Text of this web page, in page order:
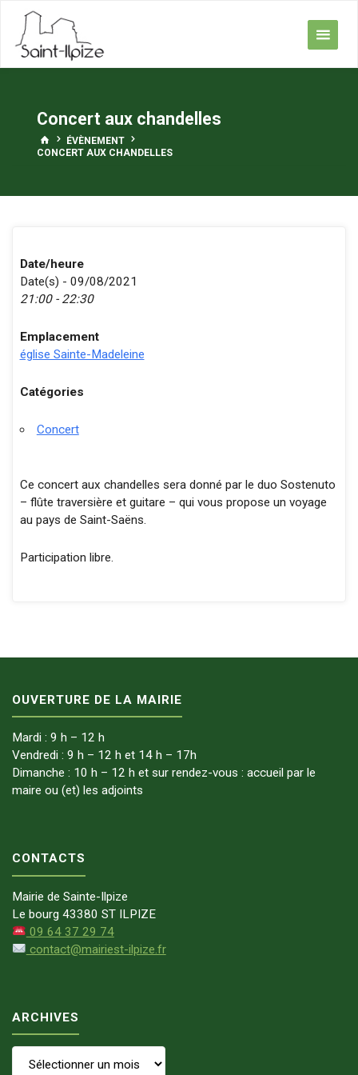
content
Concert aux chandelles
HOMEÉVÈNEMENT
CONCERT AUX CHANDELLES
Date/heure
Date(s) - 09/08/2021
21:00 - 22:30
Emplacement
église Sainte-Madeleine
Catégories
Concert
Ce concert aux chandelles sera donné par le duo Sostenuto
– flûte traversière et guitare – qui vous propose un voyage
au pays de Saint-Saëns.
Participation libre.
OUVERTURE DE LA MAIRIE
Mardi : 9 h – 12 h
Vendredi : 9 h – 12 h et 14 h – 17h
Dimanche : 10 h – 12 h et sur rendez-vous : accueil par le
maire ou (et) les adjoints
CONTACTS
Mairie de Sainte-Ilpize
Le bourg 43380 ST ILPIZE
09 64 37 29 74
contact@mairiest-ilpize.fr
ARCHIVES